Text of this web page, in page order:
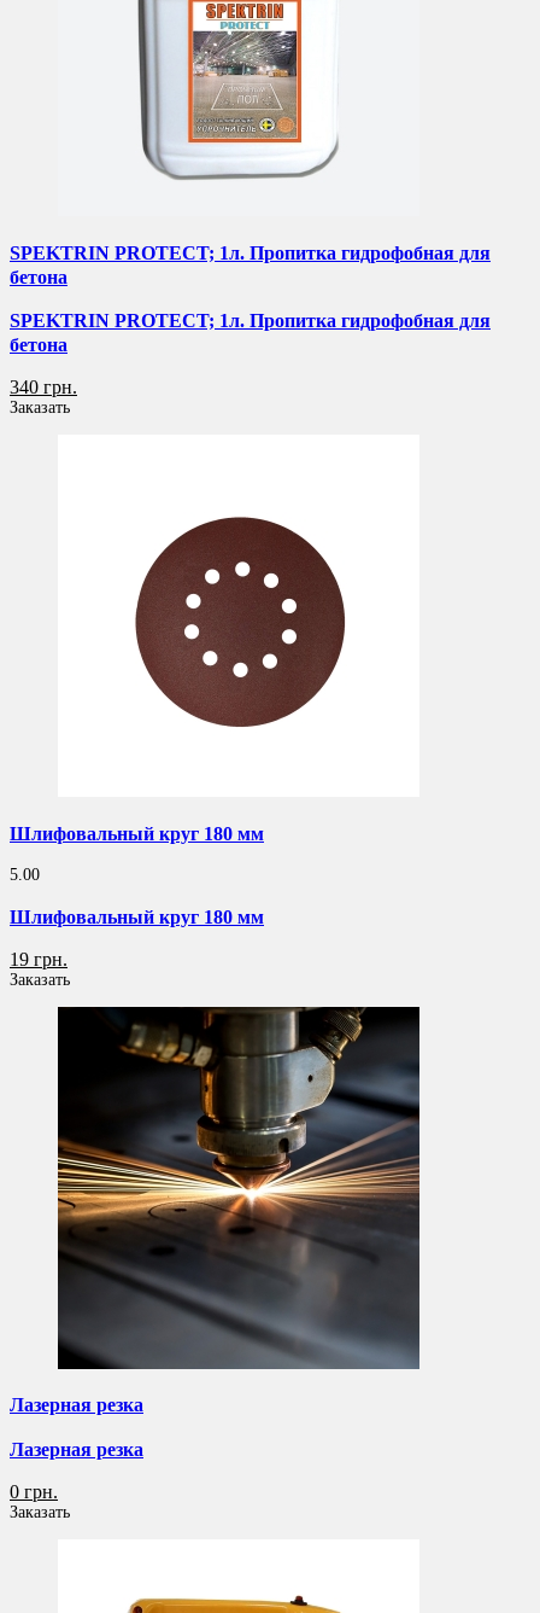
SPEKTRIN PROTECT; 1л. Пропитка гидрофобная для
бетона
SPEKTRIN PROTECT; 1л. Пропитка гидрофобная для
бетона
340 грн.
Заказать
Шлифовальный круг 180 мм
5.00
Шлифовальный круг 180 мм
19 грн.
Заказать
Лазерная резка
Лазерная резка
0 грн.
Заказать